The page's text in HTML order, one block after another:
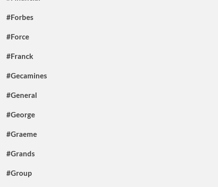
#Forbes
#Force
#Franck
#Gecamines
#General
#George
#Graeme
#Grands
#Group